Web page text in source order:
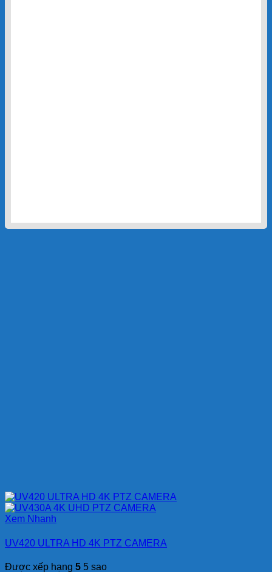
Xem Nhanh
UV420 ULTRA HD 4K PTZ CAMERA
Được xếp hạng 5 5 sao